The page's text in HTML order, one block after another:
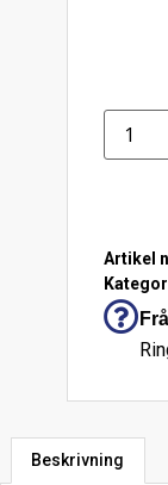
Artikel
Beskrivning